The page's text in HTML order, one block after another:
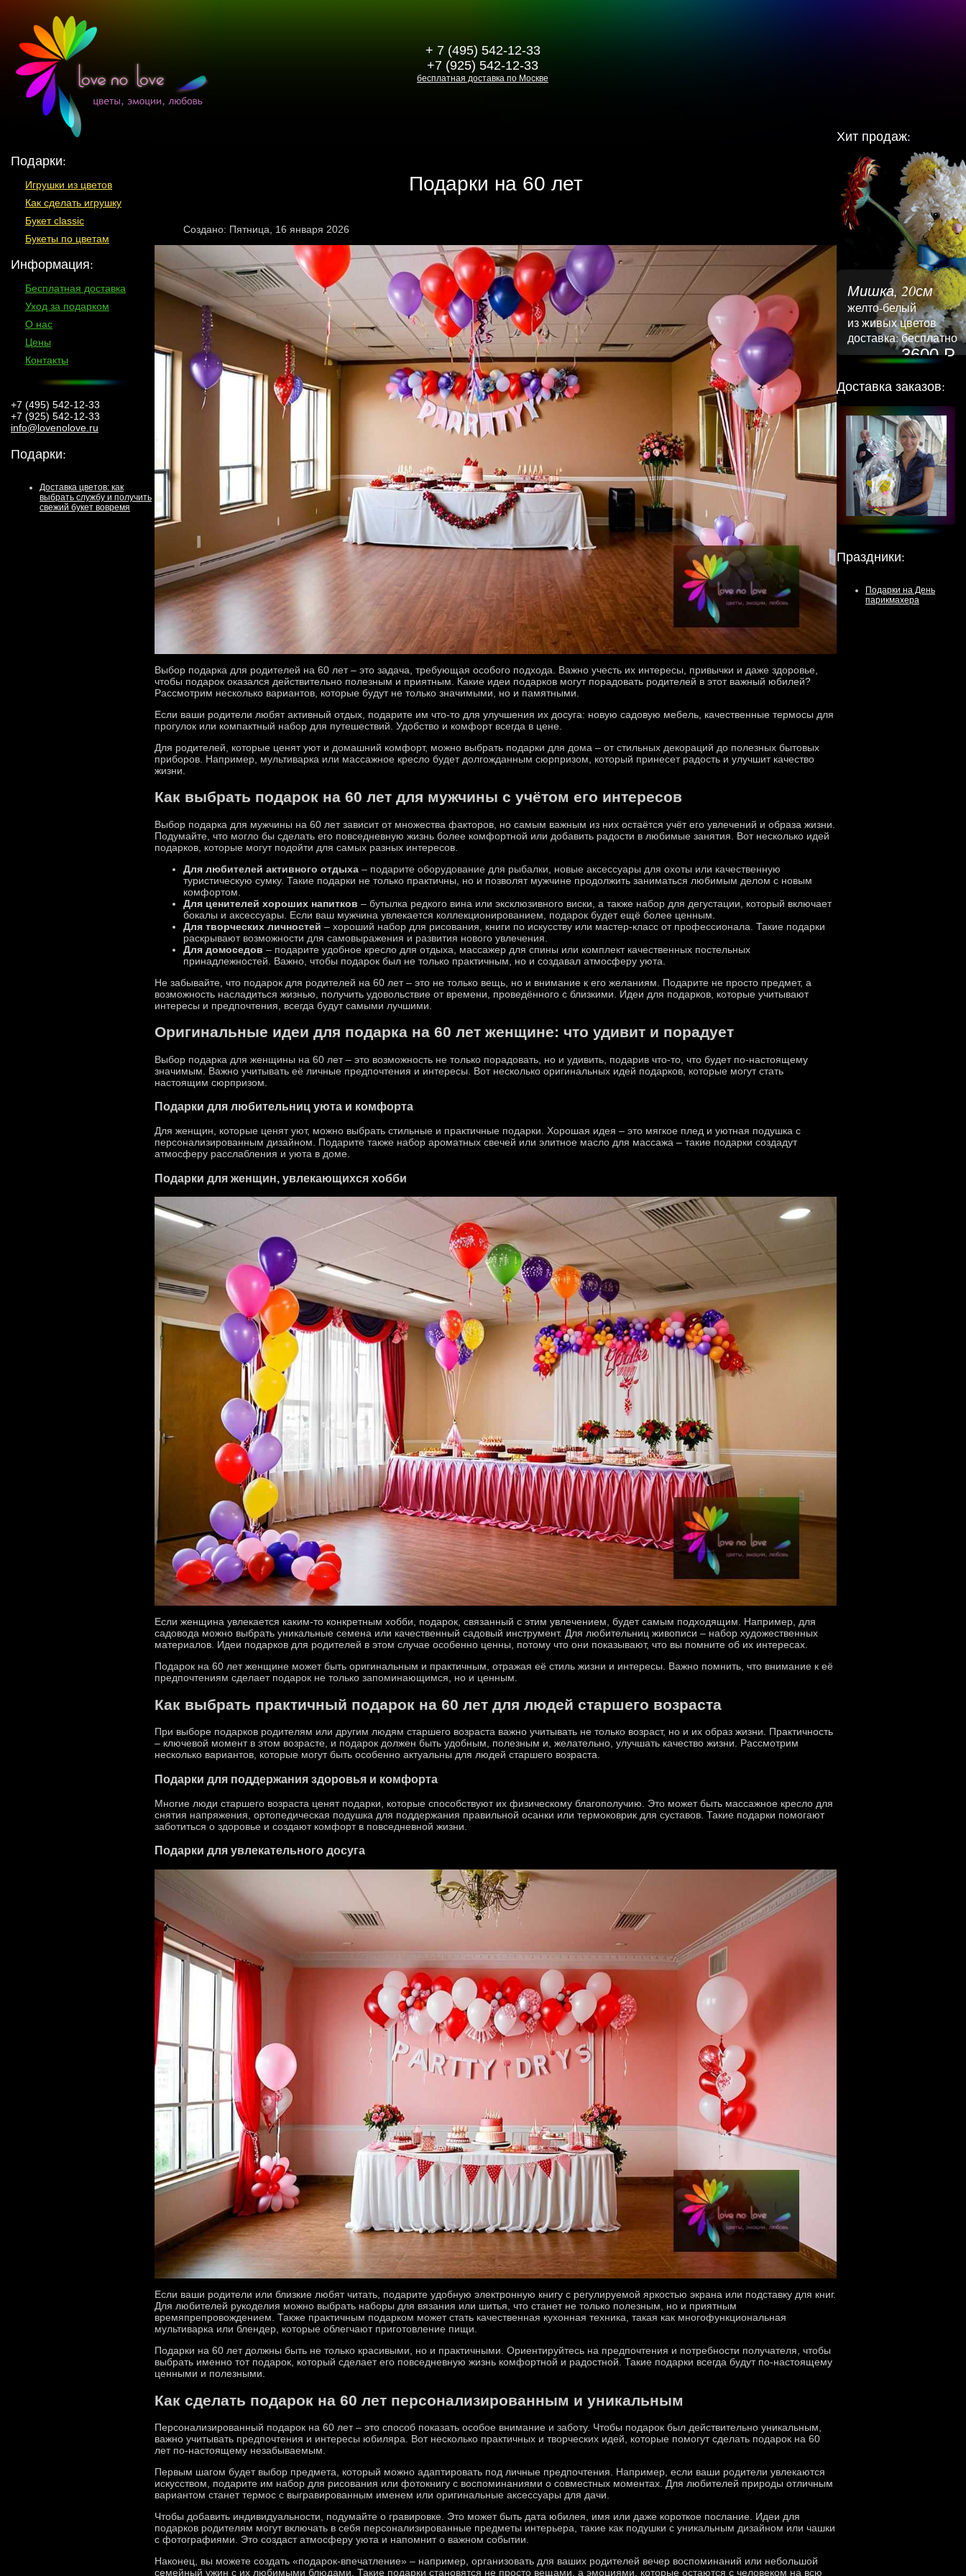
+ 7 (495) 542-12-33
+7 (925) 542-12-33
бесплатная доставка по Москве
Хит продаж:
Подарки:
Игрушки из цветов
Как сделать игрушку
Букет classic
Букеты по цветам
Информация:
Бесплатная доставка
Уход за подарком
О нас
Цены
Контакты
+7 (495) 542-12-33
+7 (925) 542-12-33
info@lovenolove.ru
Подарки:
Доставка цветов: как
выбрать службу и получить
свежий букет вовремя
Подарки на 60 лет
Создано: Пятница, 16 января 2026
Выбор подарка для родителей на 60 лет – это задача, требующая особого подхода. Важно учесть их интересы, привычки и даже здоровье,
чтобы подарок оказался действительно полезным и приятным. Какие идеи подарков могут порадовать родителей в этот важный юбилей?
Рассмотрим несколько вариантов, которые будут не только значимыми, но и памятными.
Если ваши родители любят активный отдых, подарите им что-то для улучшения их досуга: новую садовую мебель, качественные термосы для
прогулок или компактный набор для путешествий. Удобство и комфорт всегда в цене.
Для родителей, которые ценят уют и домашний комфорт, можно выбрать подарки для дома – от стильных декораций до полезных бытовых
приборов. Например, мультиварка или массажное кресло будет долгожданным сюрпризом, который принесет радость и улучшит качество
жизни.
Как выбрать подарок на 60 лет для мужчины с учётом его интересов
Выбор подарка для мужчины на 60 лет зависит от множества факторов, но самым важным из них остаётся учёт его увлечений и образа жизни.
Подумайте, что могло бы сделать его повседневную жизнь более комфортной или добавить радости в любимые занятия. Вот несколько идей
подарков, которые могут подойти для самых разных интересов.
Для любителей активного отдыха – подарите оборудование для рыбалки, новые аксессуары для охоты или качественную
туристическую сумку. Такие подарки не только практичны, но и позволят мужчине продолжить заниматься любимым делом с новым
комфортом.
Для ценителей хороших напитков – бутылка редкого вина или эксклюзивного виски, а также набор для дегустации, который включает
бокалы и аксессуары. Если ваш мужчина увлекается коллекционированием, подарок будет ещё более ценным.
Для творческих личностей – хороший набор для рисования, книги по искусству или мастер-класс от профессионала. Такие подарки
раскрывают возможности для самовыражения и развития нового увлечения.
Для домоседов – подарите удобное кресло для отдыха, массажер для спины или комплект качественных постельных
принадлежностей. Важно, чтобы подарок был не только практичным, но и создавал атмосферу уюта.
Не забывайте, что подарок для родителей на 60 лет – это не только вещь, но и внимание к его желаниям. Подарите не просто предмет, а
возможность насладиться жизнью, получить удовольствие от времени, проведённого с близкими. Идеи для подарков, которые учитывают
интересы и предпочтения, всегда будут самыми лучшими.
Оригинальные идеи для подарка на 60 лет женщине: что удивит и порадует
Выбор подарка для женщины на 60 лет – это возможность не только порадовать, но и удивить, подарив что-то, что будет по-настоящему
значимым. Важно учитывать её личные предпочтения и интересы. Вот несколько оригинальных идей подарков, которые могут стать
настоящим сюрпризом.
Подарки для любительниц уюта и комфорта
Для женщин, которые ценят уют, можно выбрать стильные и практичные подарки. Хорошая идея – это мягкое плед и уютная подушка с
персонализированным дизайном. Подарите также набор ароматных свечей или элитное масло для массажа – такие подарки создадут
атмосферу расслабления и уюта в доме.
Подарки для женщин, увлекающихся хобби
Если женщина увлекается каким-то конкретным хобби, подарок, связанный с этим увлечением, будет самым подходящим. Например, для
садовода можно выбрать уникальные семена или качественный садовый инструмент. Для любительниц живописи – набор художественных
материалов. Идеи подарков для родителей в этом случае особенно ценны, потому что они показывают, что вы помните об их интересах.
Подарок на 60 лет женщине может быть оригинальным и практичным, отражая её стиль жизни и интересы. Важно помнить, что внимание к её
предпочтениям сделает подарок не только запоминающимся, но и ценным.
Как выбрать практичный подарок на 60 лет для людей старшего возраста
При выборе подарков родителям или другим людям старшего возраста важно учитывать не только возраст, но и их образ жизни. Практичность
– ключевой момент в этом возрасте, и подарок должен быть удобным, полезным и, желательно, улучшать качество жизни. Рассмотрим
несколько вариантов, которые могут быть особенно актуальны для людей старшего возраста.
Подарки для поддержания здоровья и комфорта
Многие люди старшего возраста ценят подарки, которые способствуют их физическому благополучию. Это может быть массажное кресло для
снятия напряжения, ортопедическая подушка для поддержания правильной осанки или термоковрик для суставов. Такие подарки помогают
заботиться о здоровье и создают комфорт в повседневной жизни.
Подарки для увлекательного досуга
Если ваши родители или близкие любят читать, подарите удобную электронную книгу с регулируемой яркостью экрана или подставку для книг.
Для любителей рукоделия можно выбрать наборы для вязания или шитья, что станет не только полезным, но и приятным
времяпрепровождением. Также практичным подарком может стать качественная кухонная техника, такая как многофункциональная
мультиварка или блендер, которые облегчают приготовление пищи.
Подарки на 60 лет должны быть не только красивыми, но и практичными. Ориентируйтесь на предпочтения и потребности получателя, чтобы
выбрать именно тот подарок, который сделает его повседневную жизнь комфортной и радостной. Такие подарки всегда будут по-настоящему
ценными и полезными.
Как сделать подарок на 60 лет персонализированным и уникальным
Персонализированный подарок на 60 лет – это способ показать особое внимание и заботу. Чтобы подарок был действительно уникальным,
важно учитывать предпочтения и интересы юбиляра. Вот несколько практичных и творческих идей, которые помогут сделать подарок на 60
лет по-настоящему незабываемым.
Первым шагом будет выбор предмета, который можно адаптировать под личные предпочтения. Например, если ваши родители увлекаются
искусством, подарите им набор для рисования или фотокнигу с воспоминаниями о совместных моментах. Для любителей природы отличным
вариантом станет термос с выгравированным именем или оригинальные аксессуары для дачи.
Чтобы добавить индивидуальности, подумайте о гравировке. Это может быть дата юбилея, имя или даже короткое послание. Идеи для
подарков родителям могут включать в себя персонализированные предметы интерьера, такие как подушки с уникальным дизайном или чашки
с фотографиями. Это создаст атмосферу уюта и напомнит о важном событии.
Наконец, вы можете создать «подарок-впечатление» – например, организовать для ваших родителей вечер воспоминаний или небольшой
семейный ужин с их любимыми блюдами. Такие подарки становятся не просто вещами, а эмоциями, которые остаются с человеком на всю
Мишка, 20см
желто-белый
из живых цветов
доставка: бесплатно
3600 Р
Доставка заказов:
Праздники:
Подарки на День
парикмахера